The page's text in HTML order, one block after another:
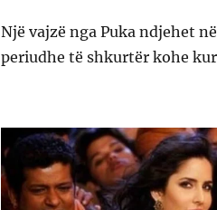
Një vajzë nga Puka ndjehet
periudhe të shkurtër kohe